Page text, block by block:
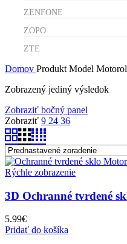
ZENFONE
ZOPO
ZTE
Domov Produkt Model
Zobrazený jediný výsledok
Zobraziť bočný panel
Zobraziť 9 24 36
Rýchle zobrazenie
3D Ochranné tvrdené
5.99€
Pridať do košíka